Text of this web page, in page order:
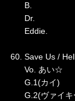
B.
Dr.
Eddie.
60. Save Us /
Vo. あい☆
G.1(カイ)
G.2(ヴァイキ